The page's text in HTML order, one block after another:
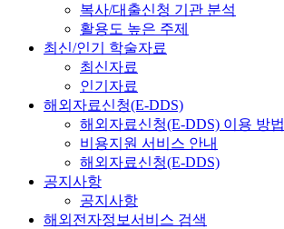
복사/대출신청 기관 분석
활용도 높은 주제
최신/인기 학술자료
최신자료
인기자료
해외자료신청(E-DDS)
해외자료신청(E-DDS) 이용 방법
비용지원 서비스 안내
해외자료신청(E-DDS)
공지사항
공지사항
해외전자정보서비스 검색